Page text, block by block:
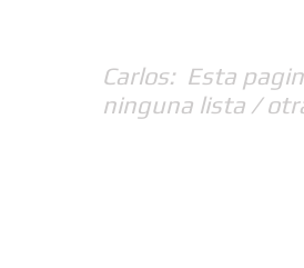
Carlos: Esta
ninguna lista /